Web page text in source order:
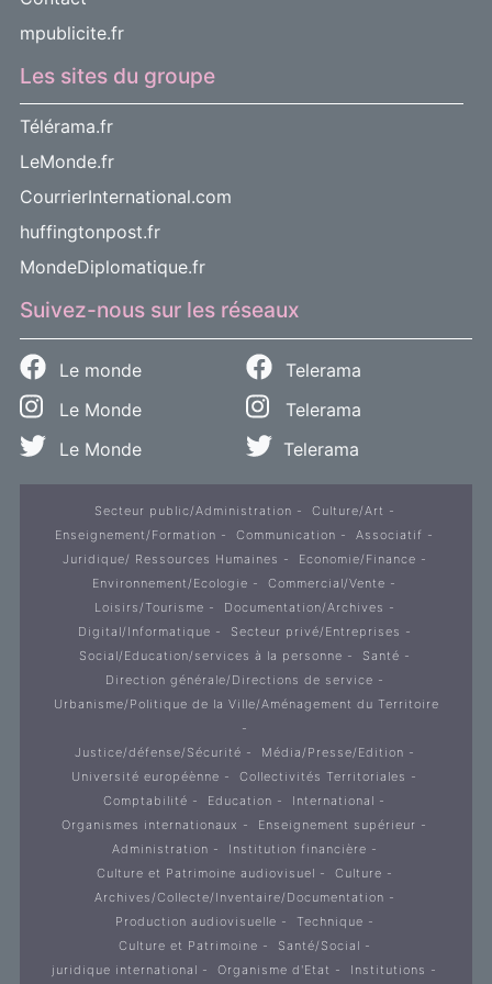
mpublicite.fr
Les sites du groupe
Télérama.fr
LeMonde.fr
CourrierInternational.com
huffingtonpost.fr
MondeDiplomatique.fr
Suivez-nous sur les réseaux
Le monde
Telerama
Le Monde
Telerama
Le Monde
Telerama
Secteur public/Administration
Culture/Art
Enseignement/Formation
Communication
Associatif
Juridique/ Ressources Humaines
Economie/Finance
Environnement/Ecologie
Commercial/Vente
Loisirs/Tourisme
Documentation/Archives
Digital/Informatique
Secteur privé/Entreprises
Social/Education/services à la personne
Santé
Direction générale/Directions de service
Urbanisme/Politique de la Ville/Aménagement du Territoire
Justice/défense/Sécurité
Média/Presse/Edition
Université européènne
Collectivités Territoriales
Comptabilité
Education
International
Organismes internationaux
Enseignement supérieur
Administration
Institution financière
Culture et Patrimoine audiovisuel
Culture
Archives/Collecte/Inventaire/Documentation
Production audiovisuelle
Technique
Culture et Patrimoine
Santé/Social
juridique international
Organisme d'Etat Institutions